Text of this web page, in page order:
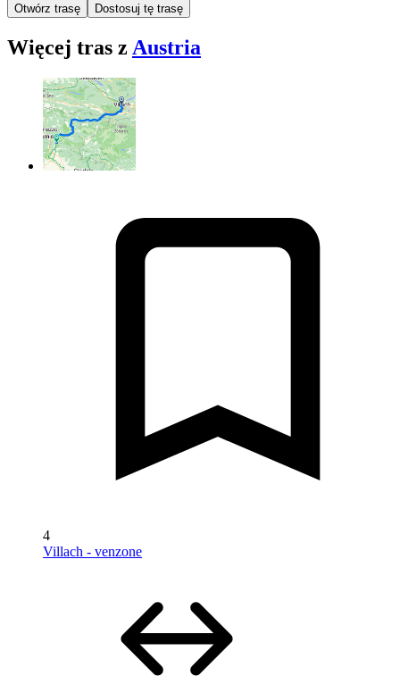
Otwórz trasę Dostosuj tę trasę
Więcej tras z Austria
4
Villach - venzone